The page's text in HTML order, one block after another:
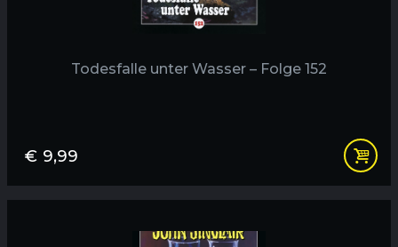
Todesfalle unter Wasser – Folge 152
€ 9,99